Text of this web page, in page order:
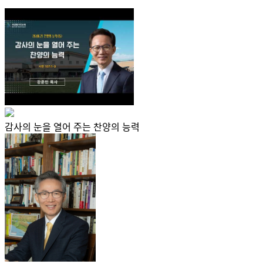
감사의 눈을 열어 주는 찬양의 능력